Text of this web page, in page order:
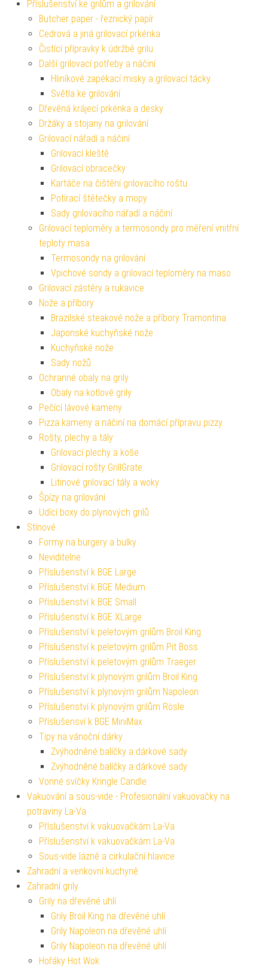
Příslušenství ke grilům a grilování
Butcher paper - řeznický papír
Cedrová a jiná grilovací prkénka
Čistící přípravky k údržbě grilu
Další grilovací potřeby a náčiní
Hliníkové zapékací misky a grilovací tácky
Světla ke grilování
Dřevěná krájecí prkénka a desky
Držáky a stojany na grilování
Grilovací nářadí a náčiní
Grilovací kleště
Grilovací obracečky
Kartáče na čištění grilovacího roštu
Potírací štětečky a mopy
Sady grilovacího nářadí a náčiní
Grilovací teploměry a termosondy pro měření vnitřní
teploty masa
Termosondy na grilování
Vpichové sondy a grilovací teploměry na maso
Grilovací zástěry a rukavice
Nože a příbory
Brazilské steakové nože a příbory Tramontina
Japonské kuchyňské nože
Kuchyňské nože
Sady nožů
Ochranné obaly na grily
Obaly na kotlové grily
Pečící lávové kameny
Pizza kameny a náčiní na domácí přípravu pizzy
Rošty, plechy a tály
Grilovací plechy a koše
Grilovací rošty GrillGrate
Litinové grilovací tály a woky
Špízy na grilování
Udící boxy do plynových grilů
Stínové
Formy na burgery a bulky
Neviditelne
Příslušenství k BGE Large
Příslušenství k BGE Medium
Příslušenství k BGE Small
Příslušenství k BGE XLarge
Příslušenství k peletovým grilům Broil King
Příslušenství k peletovým grilům Pit Boss
Příslušenství k peletovým grilům Traeger
Příslušenství k plynovým grilům Broil King
Příslušenství k plynovým grilům Napoleon
Příslušenství k plynovým grilům Rösle
Příslušensví k BGE MiniMax
Tipy na vánoční dárky
Zvýhodněné balíčky a dárkové sady
Zvýhodněné balíčky a dárkové sady
Vonné svíčky Kringle Candle
Vakuování a sous-vide - Profesionální vakuovačky na
potraviny La-Va
Příslušenství k vakuovačkám La-Va
Příslušenství k vakuovačkám La-Va
Sous-vide lázně a cirkulační hlavice
Zahradní a venkovní kuchyně
Zahradní grily
Grily na dřevěné uhlí
Grily Broil King na dřevěné uhlí
Grily Napoleon na dřevěné uhlí
Grily Napoleon na dřevěné uhlí
Hořáky Hot Wok